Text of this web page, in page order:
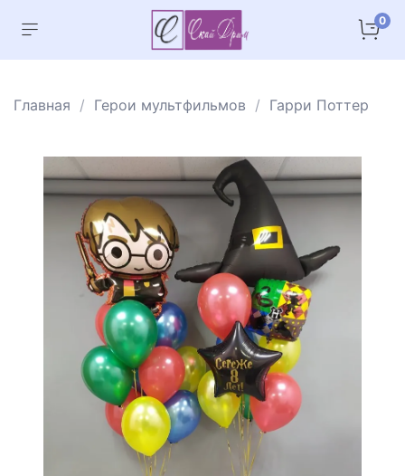
0
Главная Герои мультфильмов Гарри Поттер